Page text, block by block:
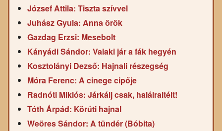
József Attila: Tiszta szívvel
Juhász Gyula: Anna örök
Gazdag Erzsi: Mesebolt
Kányádi Sándor: Valaki jár a fák hegyén
Kosztolányi Dezső: Hajnali részegség
Móra Ferenc: A cinege cipője
Radnóti Miklós: Járkálj csak, halálraitélt!
Tóth Árpád: Körúti hajnal
Weöres Sándor: A tündér (Bóbita)